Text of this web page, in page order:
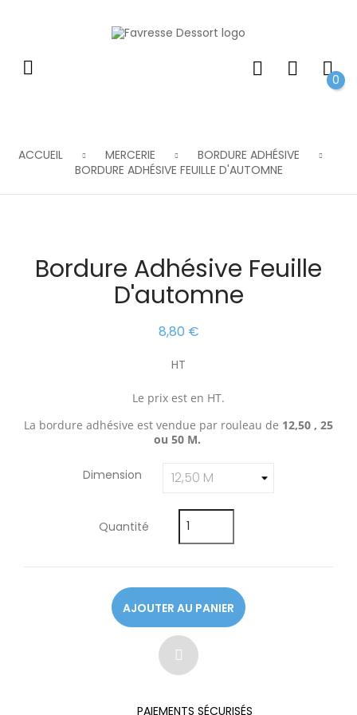
0
ACCUEIL MERCERIE
BORDURE ADHÉSIVE
BORDURE ADHÉSIVE FEUILLE D'AUTOMNE
Bordure Adhésive Feuille
D'automne
8,80 €
HT
Le prix est en HT.
La bordure adhésive est vendue par rouleau de 12,50 , 25
ou 50 M.
Dimension
Quantité
AJOUTER AU PANIER
PAIEMENTS SÉCURISÉS